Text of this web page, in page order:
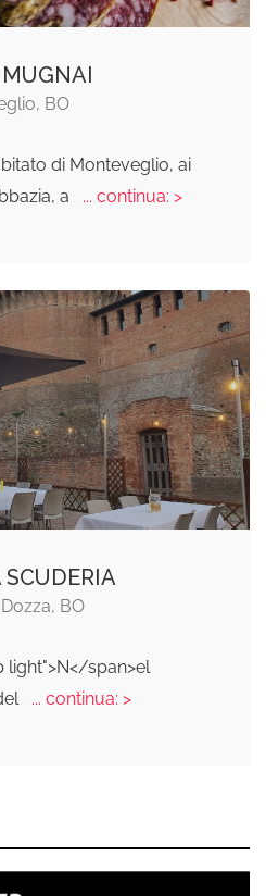
BO
di Monteveglio, ai
a
... continua: >
BO
light">N</span>el
... continua: >